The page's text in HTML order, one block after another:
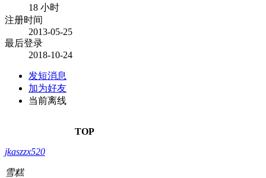
18 小时
注册时间
2013-05-25
最后登录
2018-10-24
发短消息
加为好友
当前离线
TOP
jkaszzx520
雪糕